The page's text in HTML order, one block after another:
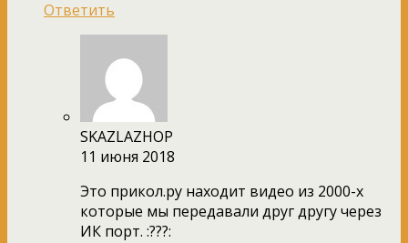
Ответить
SKAZLAZHOP
11 июня 2018
Это прикол.ру находит видео из 2000-х
которые мы передавали друг другу через
ИК порт. :???: